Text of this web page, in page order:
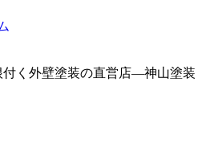
く外壁塗装の直営店―神山塗装